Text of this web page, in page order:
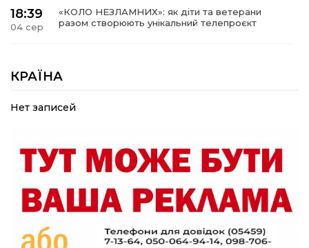
18:39
04 сер
«КОЛО НЕЗЛАМНИХ»: як діти та ветерани
разом створюють унікальний телепроєкт
04 сер
прикордоння до втраченого дому
19:36
Пишіть листи самому собі, або як уникнути
19:29
30 лип
«Все закінчиться, приїду й одружуся…»: Пам’яті
26-річного Захисника Богдана Ємця (ВІДЕО)
20:06
Паливо по 100 грн та ризик дефіциту: чому в
КРАЇНА
Нет записей